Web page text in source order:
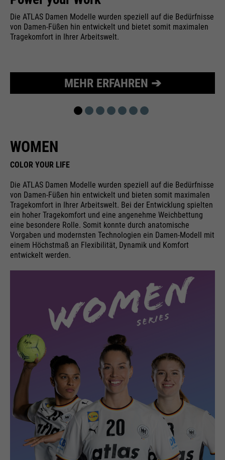
Zweck
Rate verwendet.
Name
_fbp
Anbieter
Facebook
24 Monate
Zweck
Die ATLAS Damen Modelle wurden speziell auf die Bedürfnisse
von Damen-Füßen hin entwickelt und bietet somit maximalen
Tragekomfort in Ihrer Arbeitswelt.
MEHR ERFAHREN ➔
WOMEN
COLOR YOUR LIFE
Die ATLAS Damen Modelle wurden speziell auf die Bedürfnisse
von Damen-Füßen hin entwickelt und bieten somit maximalen
Tragekomfort in Ihrer Arbeitswelt. Bei der Entwicklung spielten
ein hoher Tragekomfort und eine angenehme Weichbettung
eine besondere Rolle. Somit konnte durch anatomische
Vorgaben und modernsten Technologien ein Damen-Modell mit
einem Höchstmaß an Flexibilität, Dynamik und Komfort
entwickelt werden.